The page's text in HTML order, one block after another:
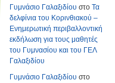
Γυμνάσιο Γαλαξιδίου στο Τα
δελφίνια του Κορινθιακού –
Ενημερωτική περιβαλλοντική
εκδήλωση για τους μαθητές
του Γυμνασίου και του ΓΕΛ
Γαλαξιδίου
Γυμνάσιο Γαλαξιδίου στο